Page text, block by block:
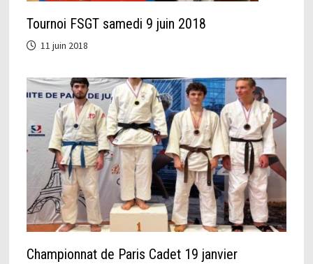
Tournoi FSGT samedi 9 juin 2018
11 juin 2018
Championnat de Paris Cadet 19 janvier